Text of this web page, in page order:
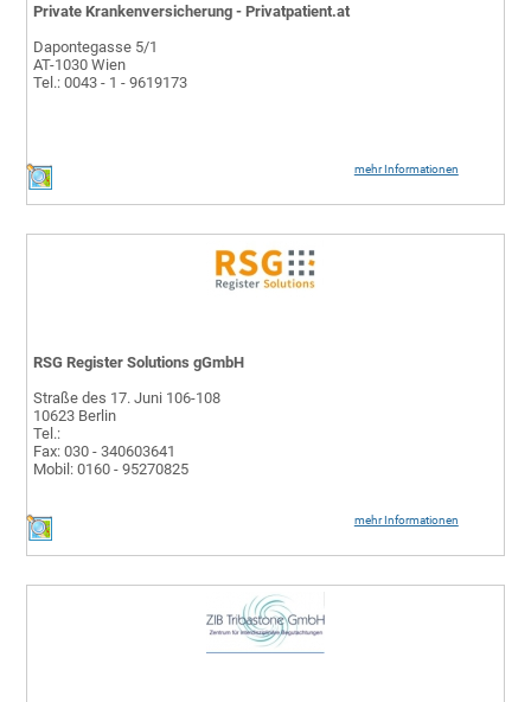
mehr Informationen
Private Krankenversicherung - Privatpatient.at
Dapontegasse 5/1
AT-1030 Wien
Tel.: 0043 - 1 - 9619173
mehr Informationen
RSG Register Solutions gGmbH
Straße des 17. Juni 106-108
10623 Berlin
Tel.:
Fax: 030 - 340603641
Mobil: 0160 - 95270825